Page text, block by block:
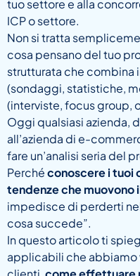
tuo settore e alla
ICP o settore.
Non si tratta
cosa pensano del tuo
strutturata che combina
(sondaggi, statistiche,
(interviste, focus group,
Oggi qualsiasi azienda,
all’azienda di e-
fare un’analisi seria del
Perchéconoscere i tuoi
tendenze che muovono
impedisce di perderti
cosa succede”.
In questo articolo ti
applicabili che abbiamo